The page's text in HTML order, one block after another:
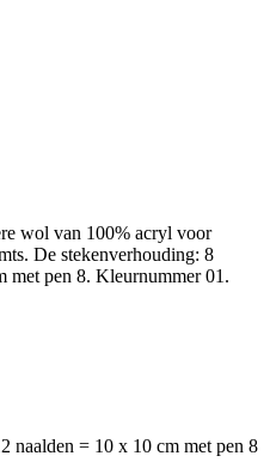
wol van 100% acryl voor
De stekenverhouding: 8
met pen 8. Kleurnummer 01.
naalden = 10 x 10 cm met pen 8